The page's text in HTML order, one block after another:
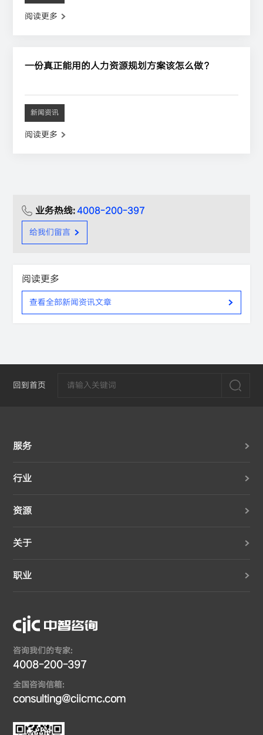
阅读更多
一份真正能用的人力资源规划方案该怎么做？
新闻资讯
阅读更多
业务热线:4008-200-397
给我们留言
阅读更多
查看全部新闻资讯文章
回到首页
服务
行业
资源
关于
职业
咨询我们的专家:
4008-200-397
全国咨询信箱:
consulting@ciicmc.com